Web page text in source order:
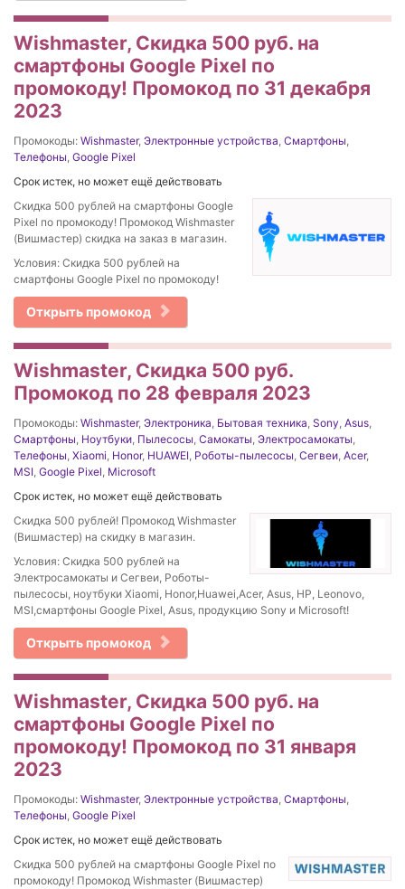
Wishmaster, Скидка 500 руб. на
смартфоны Google Pixel по
промокоду! Промокод по 31 декабря
2023
Промокоды: Wishmaster, Электронные устройства, Смартфоны,
Телефоны, Google Pixel
Срок истек, но может ещё действовать
Скидка 500 рублей на смартфоны Google
Pixel по промокоду! Промокод Wishmaster
(Вишмастер) скидка на заказ в магазин.
Условия: Скидка 500 рублей на
смартфоны Google Pixel по промокоду!
Открыть промокод
Wishmaster, Скидка 500 руб.
Промокод по 28 февраля 2023
Промокоды: Wishmaster, Электроника, Бытовая техника, Sony, Asus,
Смартфоны, Ноутбуки, Пылесосы, Самокаты, Электросамокаты,
Телефоны, Xiaomi, Honor, HUAWEI, Роботы-пылесосы, Сегвеи, Acer,
MSI, Google Pixel, Microsoft
Срок истек, но может ещё действовать
Скидка 500 рублей! Промокод Wishmaster
(Вишмастер) на скидку в магазин.
Условия: Скидка 500 рублей на
Электросамокаты и Сегвеи, Роботы-
пылесосы, ноутбуки Xiaomi, Honor,Huawei,Acer, Asus, HP, Leonovo,
MSI,смартфоны Google Pixel, Asus, продукцию Sony и Microsoft!
Открыть промокод
Wishmaster, Скидка 500 руб. на
смартфоны Google Pixel по
промокоду! Промокод по 31 января
2023
Промокоды: Wishmaster, Электронные устройства, Смартфоны,
Телефоны, Google Pixel
Срок истек, но может ещё действовать
Скидка 500 рублей на смартфоны Google Pixel по
промокоду! Промокод Wishmaster (Вишмастер)